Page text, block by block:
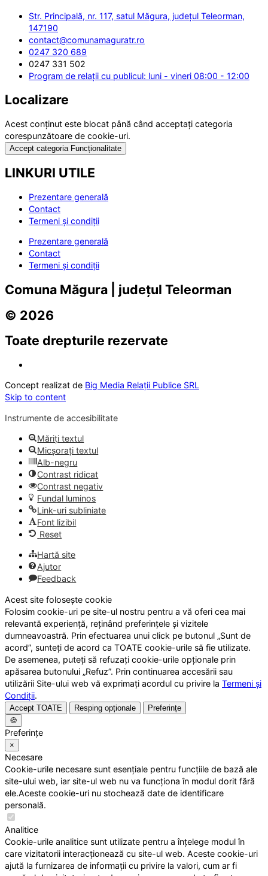
Str. Principală, nr. 117, satul Măgura, județul Teleorman,
147190
contact@comunamaguratr.ro
0247 320 689
0247 331 502
Program de relații cu publicul: luni - vineri 08:00 - 12:00
Localizare
Acest conținut este blocat până când acceptați categoria
corespunzătoare de cookie-uri.
Accept categoria Funcționalitate
LINKURI UTILE
Prezentare generală
Contact
Termeni și condiții
Prezentare generală
Contact
Termeni și condiții
Comuna Măgura | județul Teleorman
© 2026
Toate drepturile rezervate
Concept realizat de Big Media Relații Publice SRL
Skip to content
Instrumente de accesibilitate
Măriți textul
Micșorați textul
Alb-negru
Contrast ridicat
Contrast negativ
Fundal luminos
Link-uri subliniate
Font lizibil
Reset
Hartă site
Ajutor
Feedback
Acest site folosește cookie
Folosim cookie-uri pe site-ul nostru pentru a vă oferi cea mai
relevantă experiență, reținând preferințele și vizitele
dumneavoastră. Prin efectuarea unui click pe butonul „Sunt de
acord”, sunteți de acord ca TOATE cookie-urile să fie utilizate.
De asemenea, puteți să refuzați cookie-urile opționale prin
apăsarea butonului „Refuz”. Prin continuarea accesării sau
utilizării Site-ului web vă exprimați acordul cu privire la Termeni și
Condiții.
Accept TOATE Resping opționale
Preferințe
🍪
Preferințe
×
Necesare
Cookie-urile necesare sunt esențiale pentru funcțiile de bază ale
site-ului web, iar site-ul web nu va funcționa în modul dorit fără
ele.Aceste cookie-uri nu stochează date de identificare
personală.
Analitice
Cookie-urile analitice sunt utilizate pentru a înțelege modul în
care vizitatorii interacționează cu site-ul web. Aceste cookie-uri
ajută la furnizarea de informații cu privire la valori, cum ar fi